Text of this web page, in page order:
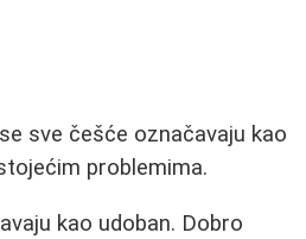
sve češće označavaju kao
problemima.
kao udoban. Dobro